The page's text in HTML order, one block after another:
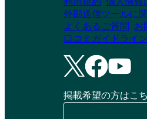
外部送信ツールに
よくあるご質問
お
口コミガイドライン
掲載希望の方はこ